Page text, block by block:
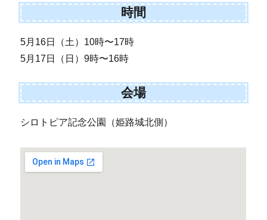
時間
5月16日（土）10時〜17時
5月17日（日）9時〜16時
会場
シロトピア記念公園（姫路城北側）